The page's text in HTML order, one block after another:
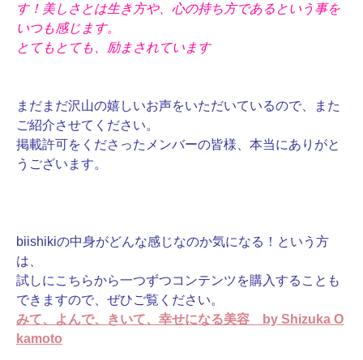
す！美しさとは生き方や、心の持ち方であるという事を
いつも感じます。
とてもとても、励まされています
まだまだ沢山の嬉しいお声をいただいているので、また
ご紹介させてください。
掲載許可をくださったメンバーの皆様、本当にありがと
うございます。
biishikiの中身がどんな感じなのか気になる！という方
は、
試しにこちらから一つずつコンテンツを購入することも
できますので、ぜひご覧ください。
みて、よんで、きいて、幸せになる美容 by Shizuka O
kamoto